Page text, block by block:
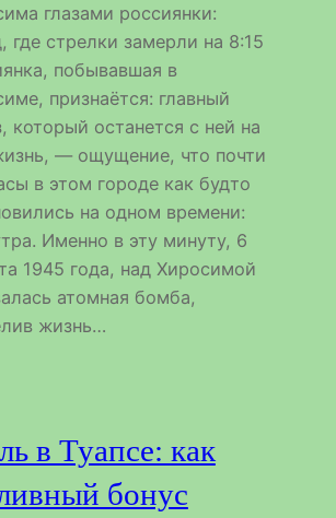
глазами россиянки:
где стрелки замерли на 8:15
побывавшая в
признаётся: главный
который останется с ней на
— ощущение, что почти
в этом городе как будто
на одном времени:
Именно в эту минуту, 6
1945 года, над Хиросимой
атомная бомба,
жизнь…
в Туапсе: как
бонус